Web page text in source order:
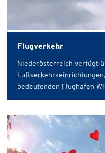
Flugverkehr
Niederösterreich verfügt
bedeutenden Flughafen